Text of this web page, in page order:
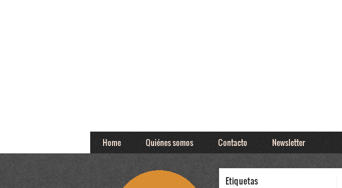
Home Quiénes somos Contacto Newsletter
Etiquetas